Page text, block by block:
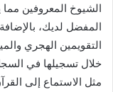
الشيوخ المعروفين
المفضل لديك،
التقويمين الهجري
خلال تسجيلها في
مثل الاستماع إلى